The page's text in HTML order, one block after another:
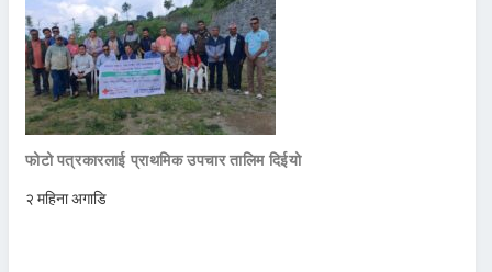
फोटो पत्रकारलाई प्राथमिक उपचार तालिम दिईयो
२ महिना अगाडि